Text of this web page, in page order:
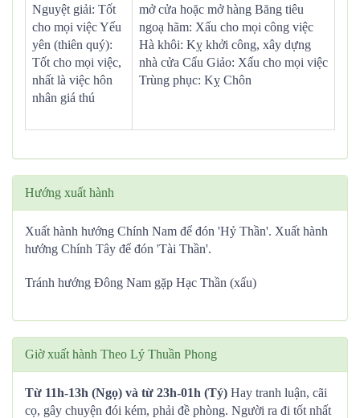
Nguyệt giải: Tốt
cho mọi việc Yếu
yên (thiên quý):
Tốt cho mọi việc,
nhất là việc hôn
nhân giá thú
mở cửa hoặc mở hàng Băng tiêu
ngoạ hãm: Xấu cho mọi công việc
Hà khôi: Kỵ khởi công, xây dựng
nhà cửa Cẩu Giảo: Xấu cho mọi việc
Trùng phục: Kỵ Chôn
Hướng xuất hành
Xuất hành hướng Chính Nam để đón 'Hỷ Thần'. Xuất hành
hướng Chính Tây để đón 'Tài Thần'.
Tránh hướng Đông Nam gặp Hạc Thần (xấu)
Giờ xuất hành Theo Lý Thuần Phong
Từ 11h-13h (Ngọ) và từ 23h-01h (Tý) Hay tranh luận, cãi
cọ, gây chuyện đói kém, phải đề phòng. Người ra đi tốt nhất